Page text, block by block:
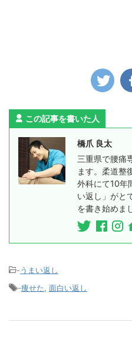
この記事を書いた人
橋爪 良太
三重県で腰痛
ます。柔道整
外科にて10年
い返し」がと
を書き始めま
-うまい返し
-痩せた 面白い返し